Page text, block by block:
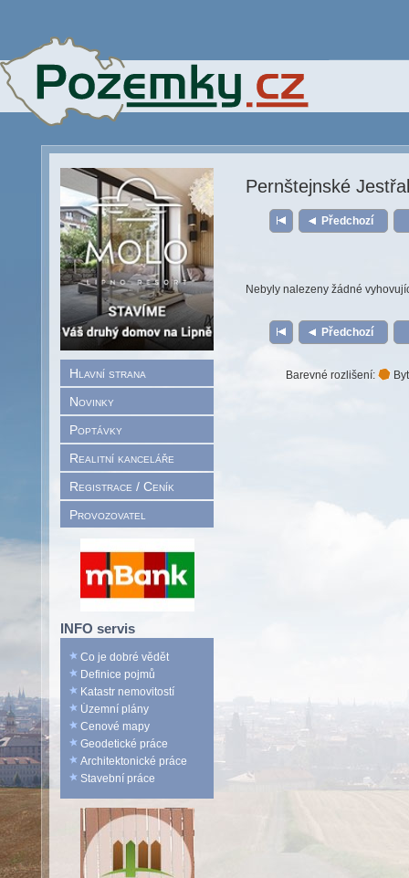
Hlavní strana
Novinky
Poptávky
Realitní kanceláře
Registrace / Ceník
Provozovatel
INFO servis
Co je dobré vědět
Definice pojmů
Katastr nemovitostí
Územní plány
Cenové mapy
Geodetické práce
Architektonické práce
Stavební práce
Pernštejnské
Předchozí
Nebyly nalezeny žádné
Předchozí
Barevné rozlišení: